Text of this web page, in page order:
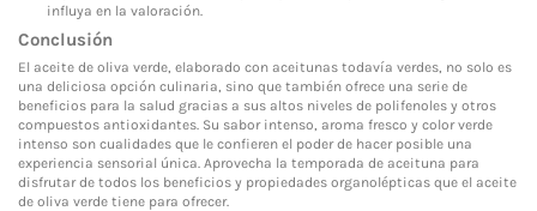
influya en la valoración.
Conclusión
El aceite de oliva verde, elaborado con aceitunas todavía verdes, no solo es
una deliciosa opción culinaria, sino que también ofrece una serie de
beneficios para la salud gracias a sus altos niveles de polifenoles y otros
compuestos antioxidantes. Su sabor intenso, aroma fresco y color verde
intenso son cualidades que le confieren el poder de hacer posible una
experiencia sensorial única. Aprovecha la temporada de aceituna para
disfrutar de todos los beneficios y propiedades organolépticas que el aceite
de oliva verde tiene para ofrecer.